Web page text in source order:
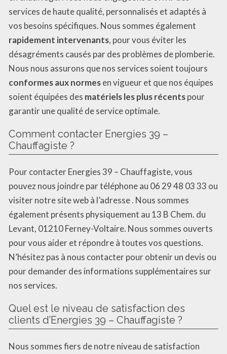
services de haute qualité, personnalisés et adaptés à
vos besoins spécifiques. Nous sommes également
rapidement intervenants, pour vous éviter les
désagréments causés par des problèmes de plomberie.
Nous nous assurons que nos services soient toujours
conformes aux normesen vigueur et que nos équipes
soient équipées des matériels les plus récentspour
garantir une qualité de service optimale.
Comment contacter Energies 39 –
Chauffagiste ?
Pour contacter Energies 39 – Chauffagiste, vous
pouvez nous joindre par téléphone au 06 29 48 03 33 ou
visiter notre site web à l’adresse . Nous sommes
également présents physiquement au 13 B Chem. du
Levant, 01210 Ferney-Voltaire. Nous sommes ouverts
pour vous aider et répondre à toutes vos questions.
N’hésitez pas à nous contacter pour obtenir un devis ou
pour demander des informations supplémentaires sur
nos services.
Quel est le niveau de satisfaction des
clients d’Energies 39 – Chauffagiste ?
Nous sommes fiers de notre niveau de satisfaction